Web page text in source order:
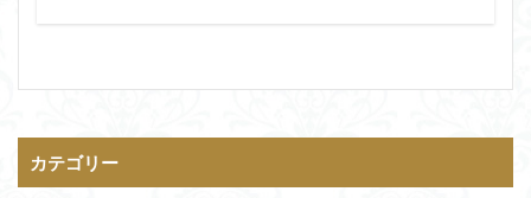
カテゴリー